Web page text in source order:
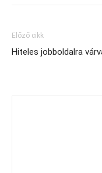
Előző cikk
Hiteles jobboldalra